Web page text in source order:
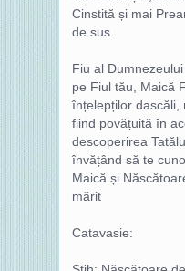
Cinstită și mai
de sus.
Fiu al
pe Fiul tău, Maică
înțelepților dascăli,
fiind povățuită în
descoperirea
învățând să te
Maică și
mărit
Catavasie: